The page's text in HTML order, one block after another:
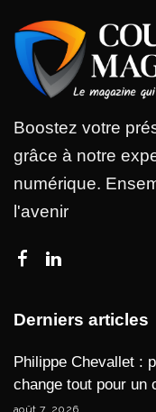
Boostez votre
grâce à notre
numérique.
l'avenir
Derniers articles
Philippe Chevallet :
change tout pour un
août 7, 2026